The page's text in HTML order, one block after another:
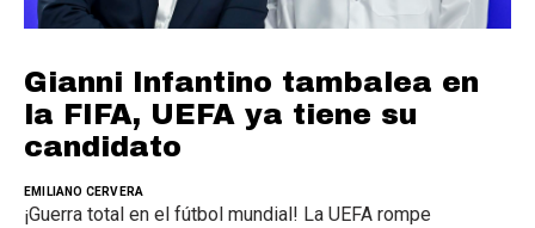
Gianni Infantino tambalea en
la FIFA, UEFA ya tiene su
candidato
EMILIANO CERVERA
¡Guerra total en el fútbol mundial! La UEFA rompe